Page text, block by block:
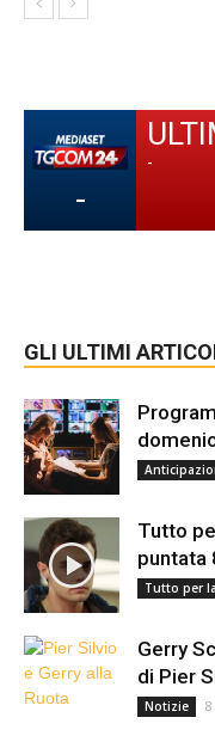
-
-
GLI ULTIMI
Tutto
puntata
Tutto per
Gerry
di Pier
Notizie